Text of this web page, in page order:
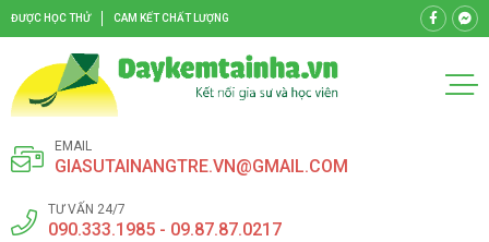
ĐƯỢC HỌC THỬ CAM KẾT CHẤT LƯỢNG
EMAIL
GIASUTAINANGTRE.VN@GMAIL.COM
TƯ VẤN 24/7
090.333.1985 - 09.87.87.0217